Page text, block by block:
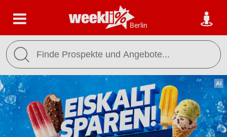
Berlin